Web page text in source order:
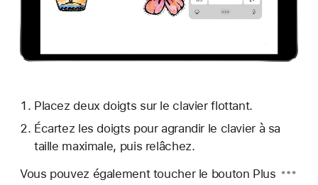
Placez deux doigts sur le clavier flottant.
Écartez les doigts pour agrandir le clavier à sa
taille maximale, puis relâchez.
Vous pouvez également toucher le bouton Plus